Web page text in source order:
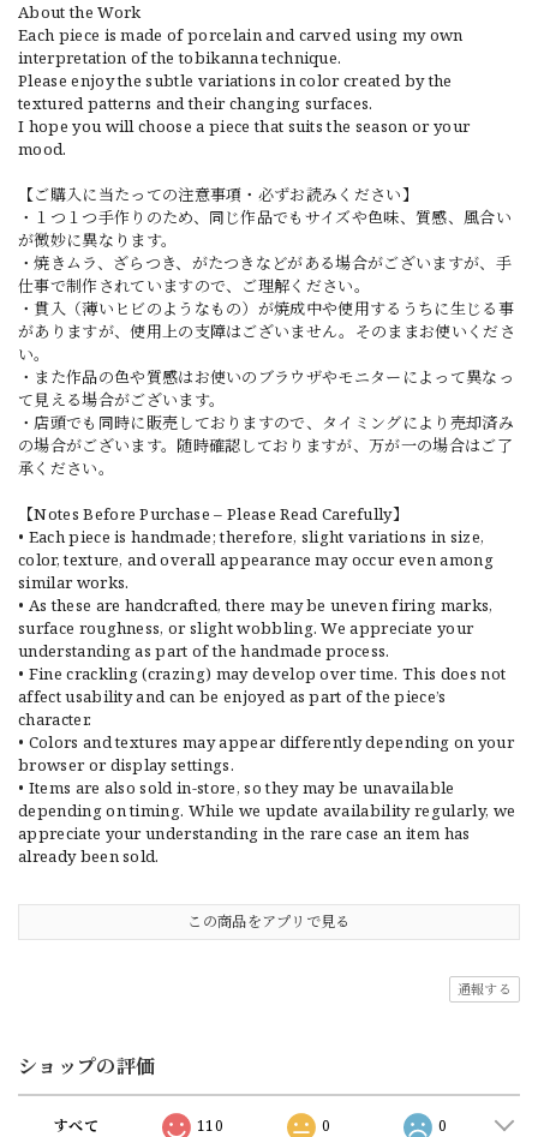
About the Work
Each piece is made of porcelain and carved using my own
interpretation of the tobikanna technique.
Please enjoy the subtle variations in color created by the
textured patterns and their changing surfaces.
I hope you will choose a piece that suits the season or your
mood.
【ご購入に当たっての注意事項・必ずお読みください】
・１つ１つ手作りのため、同じ作品でもサイズや色味、質感、風合い
が微妙に異なります。
・焼きムラ、ざらつき、がたつきなどがある場合がございますが、手
仕事で制作されていますので、ご理解ください。
・貫入（薄いヒビのようなもの）が焼成中や使用するうちに生じる事
がありますが、使用上の支障はございません。そのままお使いくださ
い。
・また作品の色や質感はお使いのブラウザやモニターによって異なっ
て見える場合がございます。
・店頭でも同時に販売しておりますので、タイミングにより売却済み
の場合がございます。随時確認しておりますが、万が一の場合はご了
承ください。
【Notes Before Purchase – Please Read Carefully】
• Each piece is handmade; therefore, slight variations in size,
color, texture, and overall appearance may occur even among
similar works.
• As these are handcrafted, there may be uneven firing marks,
surface roughness, or slight wobbling. We appreciate your
understanding as part of the handmade process.
• Fine crackling (crazing) may develop over time. This does not
affect usability and can be enjoyed as part of the piece’s
character.
• Colors and textures may appear differently depending on your
browser or display settings.
• Items are also sold in-store, so they may be unavailable
depending on timing. While we update availability regularly, we
appreciate your understanding in the rare case an item has
already been sold.
この商品をアプリで見る
通報する
ショップの評価
すべて 110 0 0